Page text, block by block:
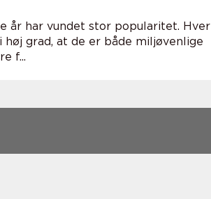
år har vundet stor popularitet. Hver
grad, at de er både miljøvenlige
f...